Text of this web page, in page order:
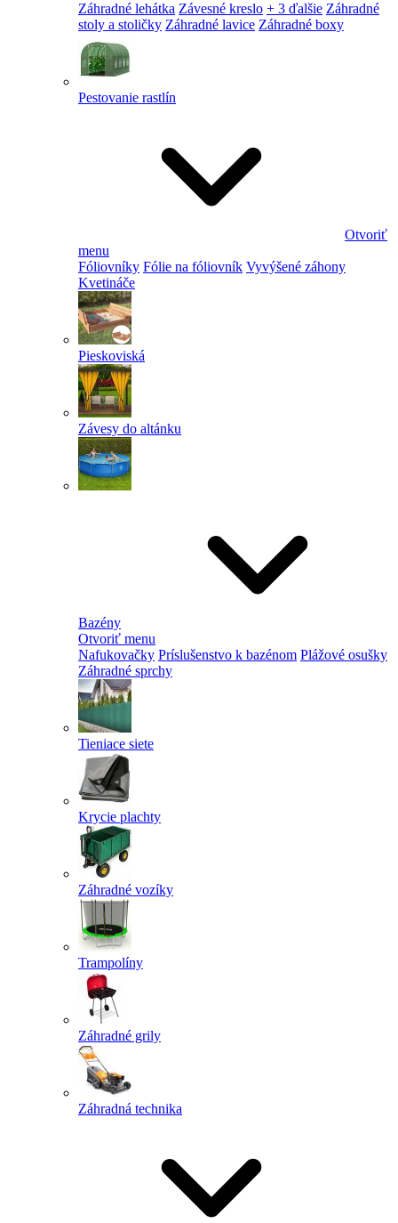
Záhradné lehátka Závesné kreslo + 3 ďalšie Záhradné
stoly a stoličky Záhradné lavice Záhradné boxy
Pestovanie rastlín
Otvoriť
menu
Fóliovníky Fólie na fóliovník Vyvýšené záhony
Kvetináče
Pieskoviská
Závesy do altánku
Bazény
Otvoriť menu
Nafukovačky Príslušenstvo k bazénom Plážové osušky
Záhradné sprchy
Tieniace siete
Krycie plachty
Záhradné vozíky
Trampolíny
Záhradné grily
Záhradná technika